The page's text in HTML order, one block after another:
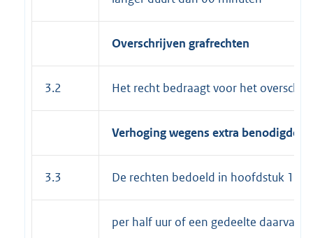
Overschrijven grafrechten
3.2 Het recht bedraagt voor het
Verhoging wegens extra benodigde
3.3 De rechten bedoeld in hoofdstuk 1
per half uur of een gedeelte